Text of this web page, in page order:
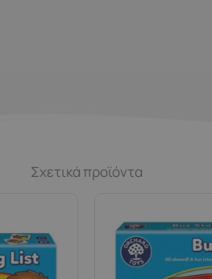
Σχετικά προϊόντα